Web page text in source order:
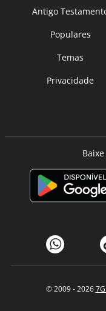
Antigo
Populares
Temas
Privacidade
© 2009 - 2026